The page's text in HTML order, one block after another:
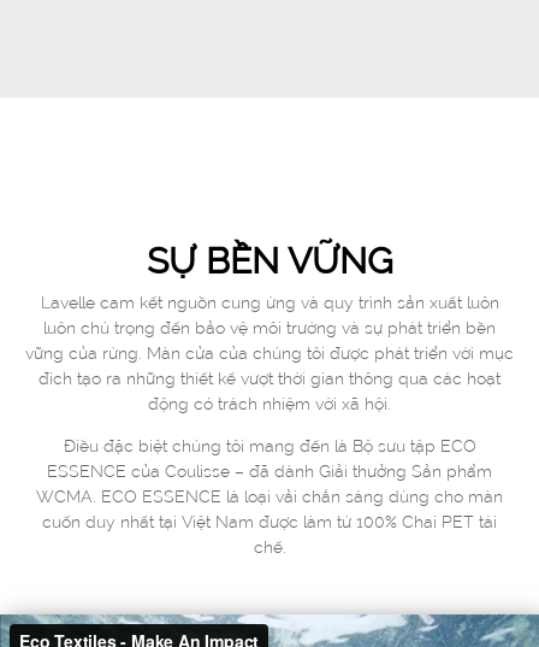
SỰ BỀN VỮNG
Lavelle cam kết nguồn cung ứng và quy trình sản xuất luôn
luôn chú trọng đến bảo vệ môi trường và sự phát triển bền
vững của rừng. Màn cửa của chúng tôi được phát triển với mục
đích tạo ra những thiết kế vượt thời gian thông qua các hoạt
động có trách nhiệm với xã hội.
Điều đặc biệt chúng tôi mang đến là Bộ sưu tập ECO
ESSENCE của Coulisse – đã dành Giải thưởng Sản phẩm
WCMA. ECO ESSENCE là loại vải chắn sáng dùng cho màn
cuốn duy nhất tại Việt Nam được làm từ 100% Chai PET tái
chế.